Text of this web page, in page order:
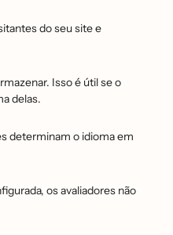
do seu site e
Isso é útil se o
delas.
determinam o idioma em
os avaliadores não